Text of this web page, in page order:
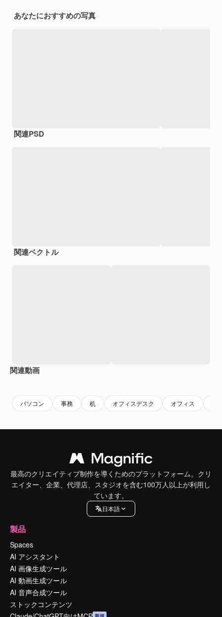
あなたにおすすめの写真
関連PSD
関連ベクトル
関連動画
パソコン 事務 机 オフィスデスク オフィス
最高のクリエイティブ制作を導くためのプラットフォーム。クリ
エイター、企業、代理店、スタジオを含む100万人以上が利用し
ています。
日本語
製品
Spaces
AI アシスタント
AI 画像生成ツール
AI 動画生成ツール
AI 音声合成ツール
ストックコンテンツ